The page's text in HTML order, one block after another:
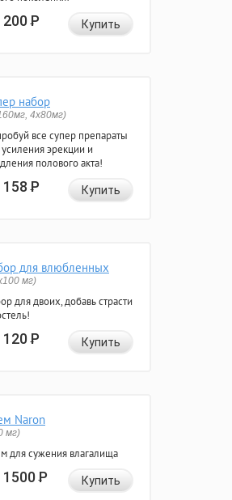
200Р Купить
набор
4х80мг)
все супер препараты
эрекции и
полового акта!
158Р Купить
для влюбленных
мг)
для двоих, добавь страсти
120Р Купить
Naron
мг)
для сужения влагалища
1500Р Купить